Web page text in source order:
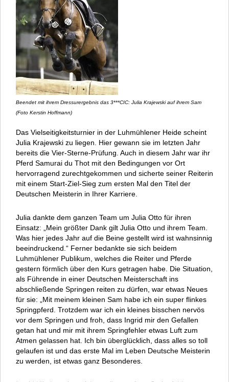
Beendet mit ihrem Dressurergebnis das 3***CIC: Julia Krajewski auf ihrem Sam
(Foto Kerstin Hoffmann)
Das Vielseitigkeitsturnier in der Luhmühlener Heide scheint
Julia Krajewski zu liegen. Hier gewann sie im letzten Jahr
bereits die Vier-Sterne-Prüfung. Auch in diesem Jahr war ihr
Pferd Samurai du Thot mit den Bedingungen vor Ort
hervorragend zurechtgekommen und sicherte seiner Reiterin
mit einem Start-Ziel-Sieg zum ersten Mal den Titel der
Deutschen Meisterin in Ihrer Karriere.
Julia dankte dem ganzen Team um Julia Otto für ihren
Einsatz: „Mein größter Dank gilt Julia Otto und ihrem Team.
Was hier jedes Jahr auf die Beine gestellt wird ist wahnsinnig
beeindruckend.“ Ferner bedankte sie sich beidem
Luhmühlener Publikum, welches die Reiter und Pferde
gestern förmlich über den Kurs getragen habe. Die Situation,
als Führende in einer Deutschen Meisterschaft ins
abschließende Springen reiten zu dürfen, war etwas Neues
für sie: „Mit meinem kleinen Sam habe ich ein super flinkes
Springpferd. Trotzdem war ich ein kleines bisschen nervös
vor dem Springen und froh, dass Ingrid mir den Gefallen
getan hat und mir mit ihrem Springfehler etwas Luft zum
Atmen gelassen hat. Ich bin überglücklich, dass alles so toll
gelaufen ist und das erste Mal im Leben Deutsche Meisterin
zu werden, ist etwas ganz Besonderes.